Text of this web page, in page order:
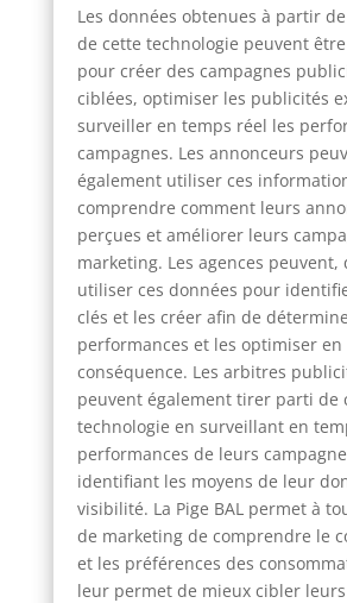
Les données obtenues à partir
de cette technologie peuvent
pour créer des campagnes
ciblées, optimiser les publicités
surveiller en temps réel les
campagnes. Les annonceurs
également utiliser ces
comprendre comment leurs
perçues et améliorer leurs
marketing. Les agences peuvent,
utiliser ces données pour
clés et les créer afin de
performances et les optimiser en
conséquence. Les arbitres
peuvent également tirer parti de
technologie en surveillant en
performances de leurs
identifiant les moyens de leur
visibilité. La Pige BAL permet à
de marketing de comprendre le
et les préférences des
leur permet de mieux cibler